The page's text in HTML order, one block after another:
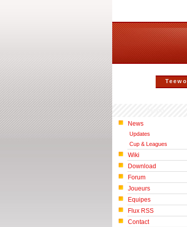
News
Updates
Cup & Leagues
Wiki
Download
Forum
Joueurs
Equipes
Flux RSS
Contact